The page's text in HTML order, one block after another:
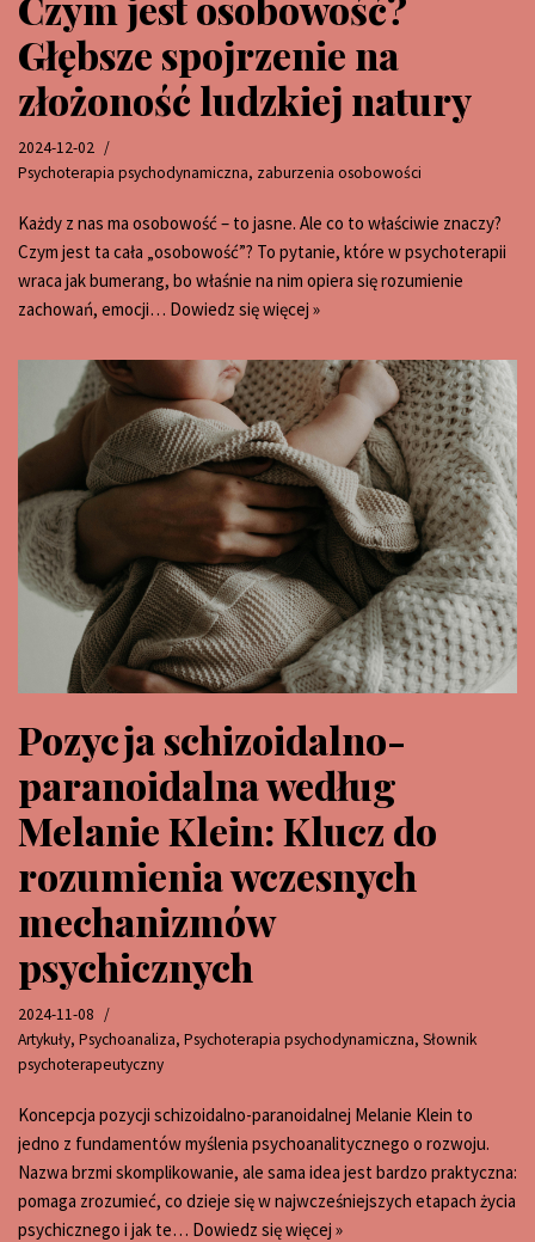
Głębsze spojrzenie na
złożoność ludzkiej natury
2024-12-02
Psychoterapia psychodynamiczna, zaburzenia osobowości
Każdy z nas ma osobowość – to jasne. Ale co to właściwie znaczy?
Czym jest ta cała „osobowość”? To pytanie, które w psychoterapii
wraca jak bumerang, bo właśnie na nim opiera się rozumienie
zachowań, emocji… Dowiedz się więcej »
Pozycja schizoidalno-
paranoidalna według
Melanie Klein: Klucz do
rozumienia wczesnych
mechanizmów
psychicznych
2024-11-08
Artykuły, Psychoanaliza, Psychoterapia psychodynamiczna, Słownik
psychoterapeutyczny
Koncepcja pozycji schizoidalno-paranoidalnej Melanie Klein to
jedno z fundamentów myślenia psychoanalitycznego o rozwoju.
Nazwa brzmi skomplikowanie, ale sama idea jest bardzo praktyczna:
pomaga zrozumieć, co dzieje się w najwcześniejszych etapach życia
psychicznego i jak te… Dowiedz się więcej »